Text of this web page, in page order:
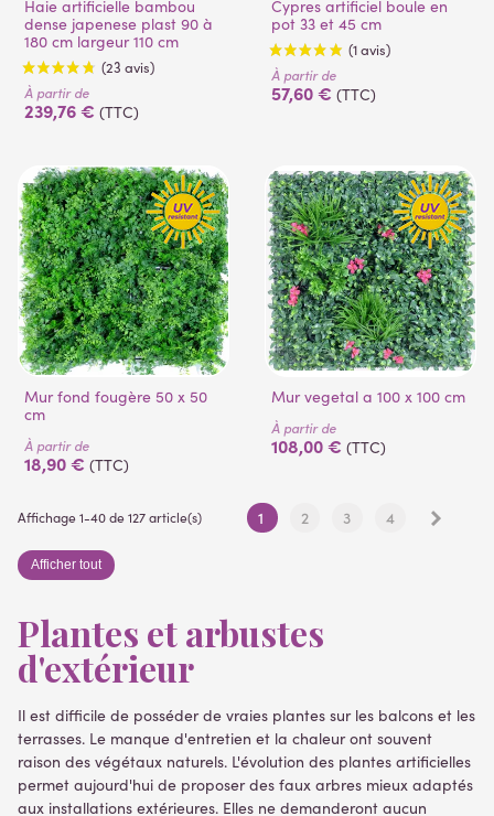
Haie artificielle bambou
dense japenese plast 90 à
180 cm largeur 110 cm
(23 avis)
À partir de
239,76 € (TTC)
Cypres artificiel boule en
pot 33 et 45 cm
(1 avis)
À partir de
57,60 € (TTC)
Mur fond fougère 50 x 50
cm
À partir de
18,90 € (TTC)
Mur vegetal a 100 x 100 cm
À partir de
108,00 € (TTC)
Affichage 1-40 de 127 article(s) 1 2 3 4
Afficher tout
Plantes et arbustes
d'extérieur
Il est difficile de posséder de vraies plantes sur les balcons et les
terrasses. Le manque d'entretien et la chaleur ont souvent
raison des végétaux naturels. L'évolution des plantes artificielles
permet aujourd'hui de proposer des faux arbres mieux adaptés
aux installations extérieures. Elles ne demanderont aucun